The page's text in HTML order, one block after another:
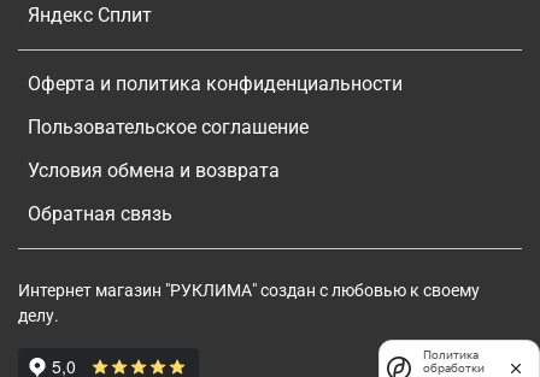
Яндекс Сплит
Оферта и политика конфиденциальности
Пользовательское соглашение
Условия обмена и возврата
Обратная связь
Интернет магазин "РУКЛИМА" создан с любовью к своему
делу.
Политика
обработки